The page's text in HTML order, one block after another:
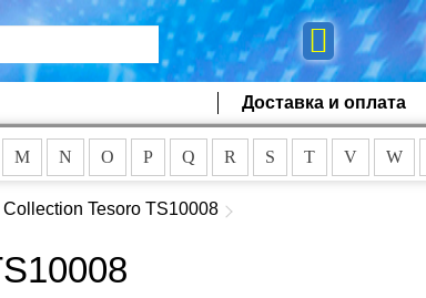
Доставка и оплата
M N O P Q R S T V W
Tesoro TS10008